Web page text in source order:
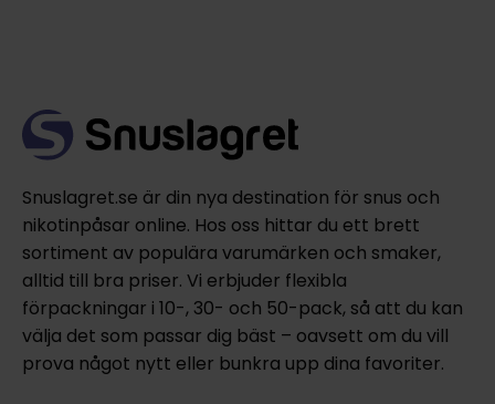
Snuslagret.se är din nya destination för snus och
nikotinpåsar online. Hos oss hittar du ett brett
sortiment av populära varumärken och smaker,
alltid till bra priser. Vi erbjuder flexibla
förpackningar i 10-, 30- och 50-pack, så att du kan
välja det som passar dig bäst – oavsett om du vill
prova något nytt eller bunkra upp dina favoriter.